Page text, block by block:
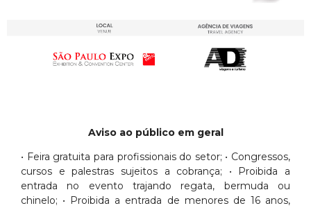
Aviso ao público em geral
• Feira gratuita para profissionais do setor; • Congressos,
cursos e palestras sujeitos a cobrança; • Proibida a
entrada no evento trajando regata, bermuda ou
chinelo; • Proibida a entrada de menores de 16 anos,